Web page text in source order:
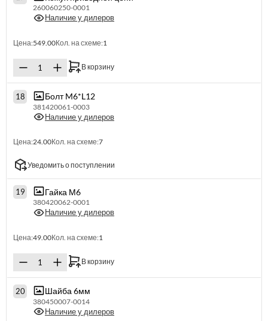
260060250-0001
Наличие у дилеров
Цена:549.00Кол. на схеме:1
В корзину
18 Болт M6*L12
381420061-0003
Наличие у дилеров
Цена:24.00Кол. на схеме:7
Уведомить о поступлении
19 Гайка М6
380420062-0001
Наличие у дилеров
Цена:49.00Кол. на схеме:1
В корзину
20 Шайба 6мм
380450007-0014
Наличие у дилеров